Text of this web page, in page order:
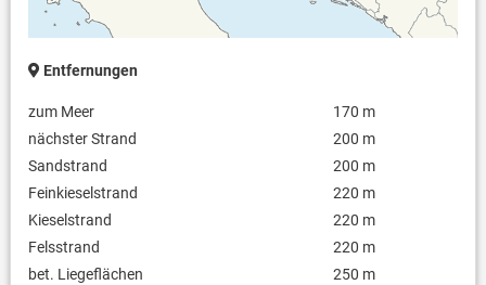
Entfernungen
zum Meer
170 m
nächster Strand
200 m
Sandstrand
200 m
Feinkieselstrand
220 m
Kieselstrand
220 m
Felsstrand
220 m
bet. Liegeflächen
250 m